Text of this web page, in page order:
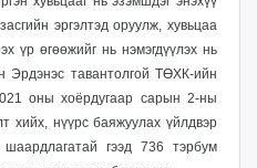
эргэлтэд оруулж, хувьцаа
үр өгөөжийг нь нэмэгдүүлэх нь
Эрдэнэс тавантолгой ТӨХК-ийн
оны хоёрдугаар сарын 2-ны
хийх, нүүрс баяжуулах үйлдвэр
шаардлагатай гээд 736 тэрбум